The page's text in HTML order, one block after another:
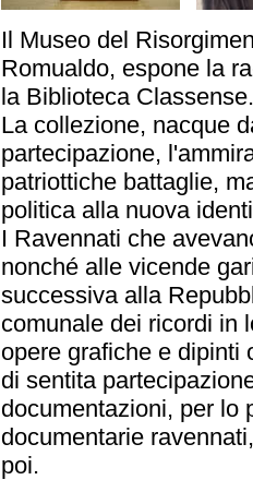
Il Museo del
Romualdo, espone la
la Biblioteca Classense.
La collezione, nacque
partecipazione,
patriottiche battaglie,
politica alla nuova
I Ravennati che
nonché alle vicende
successiva alla
comunale dei ricordi in
opere grafiche e dipinti
di sentita
documentazioni, per lo
documentarie
poi.